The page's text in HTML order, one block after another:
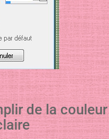
de la couleur